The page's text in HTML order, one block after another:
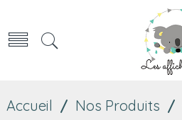
Accueil / Nos Produits /